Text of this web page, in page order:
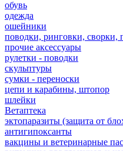
обувь
одежда
ошейники
поводки, ринговки, сворки,
прочие аксессуары
рулетки - поводки
скульптуры
сумки - переноски
цепи и карабины, штопор
шлейки
Ветаптека
эктопаразиты (защита от
антигипоксанты
вакцины и ветеринарные